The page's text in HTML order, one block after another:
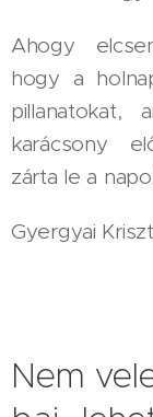
Ahogy
hogy a
pillanatokat,
karácsony
zárta le a
Gyergyai
Nem